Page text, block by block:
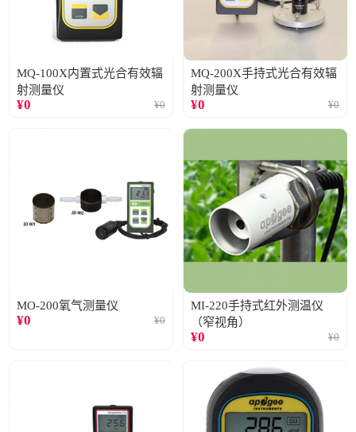
MQ-100X内置式光合有效辐
射测量仪
¥0 ¥0
MQ-200X手持式光合有效辐
射测量仪
¥0 ¥0
MO-200氧气测量仪
¥0 ¥0
MI-220手持式红外测温仪
（窄视角）
¥0 ¥0